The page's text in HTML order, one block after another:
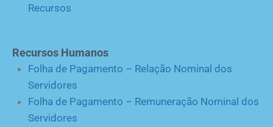
Recursos
Recursos Humanos
Folha de Pagamento – Relação Nominal dos
Servidores
Folha de Pagamento – Remuneração Nominal dos
Servidores